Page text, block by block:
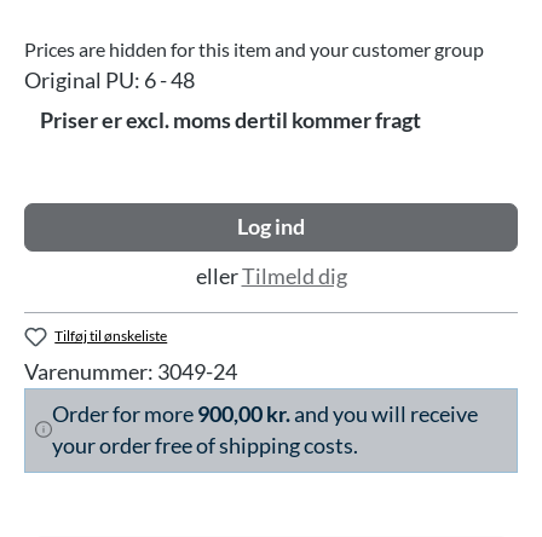
Prices are hidden for this item and your customer group
Original PU: 6 - 48
Priser er excl. moms dertil kommer fragt
Log ind
ellerTilmeld dig
Tilføj til ønskeliste
Varenummer: 3049-24
Order for more900,00 kr.and you will receive
your order free of shipping costs.